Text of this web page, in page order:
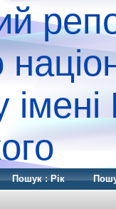
Пошук : Рік